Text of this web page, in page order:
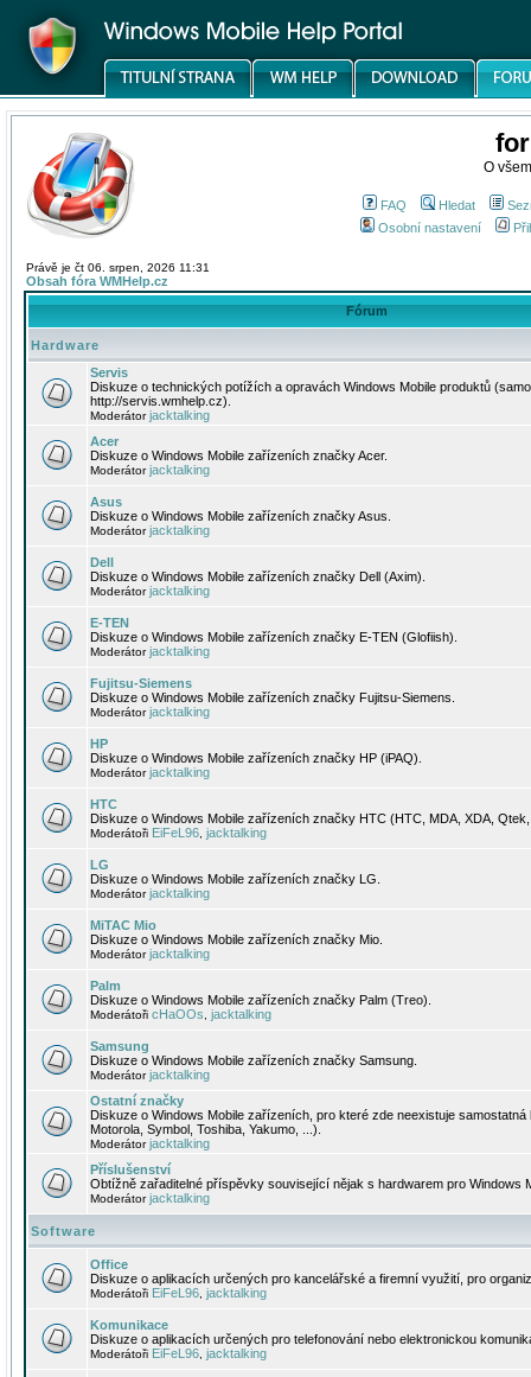
O
FAQ Hledat
Osobní nastavení
Právě je čt 06. srpen, 2026 11:31
Obsah fóra WMHelp.cz
Fórum
Hardware
Servis
Diskuze o technických potížích a opravách Windows Mobile produktů
http://servis.wmhelp.cz).
Moderátorjacktalking
Acer
Diskuze o Windows Mobile zařízeních značky Acer.
Moderátorjacktalking
Asus
Diskuze o Windows Mobile zařízeních značky Asus.
Moderátorjacktalking
Dell
Diskuze o Windows Mobile zařízeních značky Dell (Axim).
Moderátorjacktalking
E-TEN
Diskuze o Windows Mobile zařízeních značky E-TEN (Glofiish).
Moderátorjacktalking
Fujitsu-Siemens
Diskuze o Windows Mobile zařízeních značky Fujitsu-Siemens.
Moderátorjacktalking
HP
Diskuze o Windows Mobile zařízeních značky HP (iPAQ).
Moderátorjacktalking
HTC
Diskuze o Windows Mobile zařízeních značky HTC (HTC, MDA, XDA,
Moderátoři EiFeL96 jacktalking
LG
Diskuze o Windows Mobile zařízeních značky LG.
Moderátorjacktalking
MiTAC Mio
Diskuze o Windows Mobile zařízeních značky Mio.
Moderátorjacktalking
Palm
Diskuze o Windows Mobile zařízeních značky Palm (Treo).
Moderátoři cHaOOs jacktalking
Samsung
Diskuze o Windows Mobile zařízeních značky Samsung.
Moderátorjacktalking
Ostatní značky
Diskuze o Windows Mobile zařízeních, pro které zde neexistuje
Motorola, Symbol, Toshiba, Yakumo, ...).
Moderátorjacktalking
Příslušenství
Obtížně zařaditelné příspěvky související nějak s hardwarem pro Windows
Moderátorjacktalking
Software
Office
Diskuze o aplikacích určených pro kancelářské a firemní využití, pro
Moderátoři EiFeL96 jacktalking
Komunikace
Diskuze o aplikacích určených pro telefonování nebo elektronickou
Moderátoři EiFeL96 jacktalking